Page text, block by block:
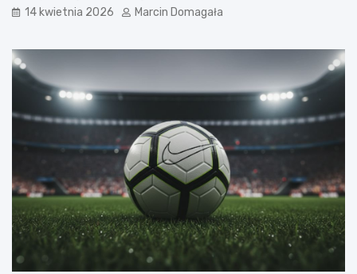
14 kwietnia 2026 Marcin Domagała